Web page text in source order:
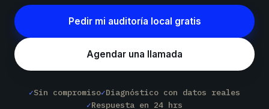
Pedir mi auditoría local gratis
Agendar una llamada
Sin compromiso Diagnóstico con datos reales
Respuesta en 24 hrs